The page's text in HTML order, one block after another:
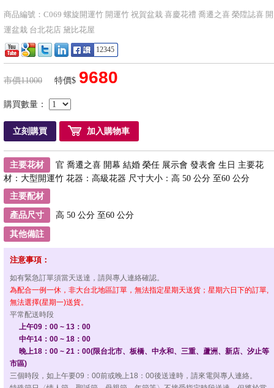
商品編號：C069 螺旋開運竹 開運竹 祝賀盆栽 喜慶花禮 喬遷之喜 榮陞誌喜 開
運盆栽 台北花店 黛比花屋
12345
市價11000 特價$ 9680
購買數量：
立刻購買 加入購物車
主要花材
官 喬遷之喜 開幕 結婚 榮任 展示會 發表會 生日 主要花
材：大型開運竹 花器：高級花器 尺寸大小：高 50 公分 至60 公分
主要配材
產品尺寸 高 50 公分 至60 公分
其他備註
注意事項：
如有緊急訂單須當天送達，請與專人連絡確認。
為配合一例一休，非大台北地區訂單，無法指定星期天送貨；星期六日下的訂單,
無法選擇(星期一)送貨。
平常配送時段
上午09：00 ~ 13：00
中午14：00 ~ 18：00
晚上18：00 ~ 21：00(限台北市、板橋、中永和、三重、蘆洲、新店、汐止等
市區)
三個時段，如上午要09：00前或晚上18：00後送達時，請來電與專人連絡。